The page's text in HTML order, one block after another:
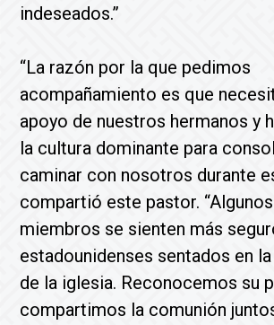
indeseados.”
“La razón por la que pedimos
acompañamiento es que
apoyo de nuestros hermanos y
la cultura dominante para
caminar con nosotros durante
compartió este pastor.
miembros se sienten más
estadounidenses sentados en
de la iglesia. Reconocemos su
compartimos la comunión